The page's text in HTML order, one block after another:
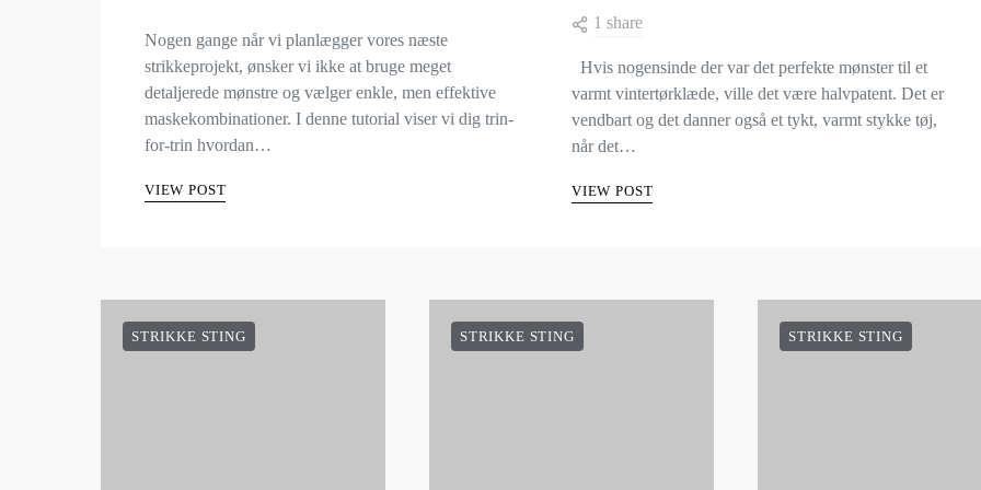
Nogen gange når vi planlægger vores næste
strikkeprojekt, ønsker vi ikke at bruge meget
detaljerede mønstre og vælger enkle, men effektive
maskekombinationer. I denne tutorial viser vi dig trin-
for-trin hvordan…
VIEW POST
1 share
Hvis nogensinde der var det perfekte mønster til et
varmt vintertørklæde, ville det være halvpatent. Det er
vendbart og det danner også et tykt, varmt stykke tøj,
når det…
VIEW POST
STRIKKE STING STRIKKE STING STRIKKE STING